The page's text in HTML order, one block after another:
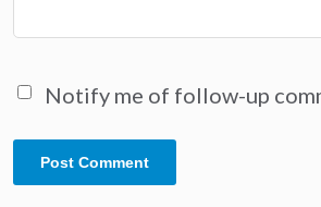
Notify me of follow-up